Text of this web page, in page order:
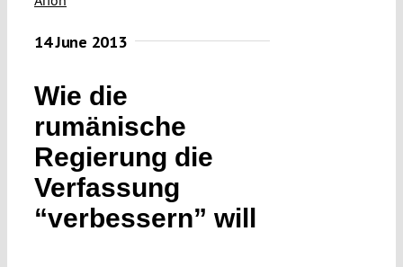
Submissions
Funding
14 June 2013
Wie die
rumänische
Regierung die
Verfassung
“verbessern” will